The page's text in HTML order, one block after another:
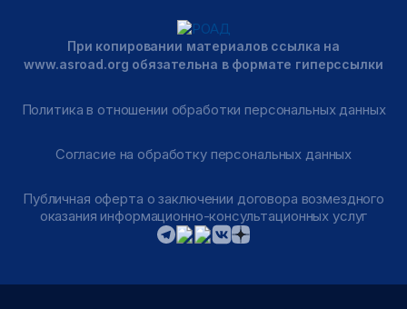
При копировании материалов ссылка на
www.asroad.org обязательна в формате гиперссылки
Политика в отношении обработки персональных данных
Согласие на обработку персональных данных
Публичная оферта о заключении договора возмездного
оказания информационно-консультационных услуг